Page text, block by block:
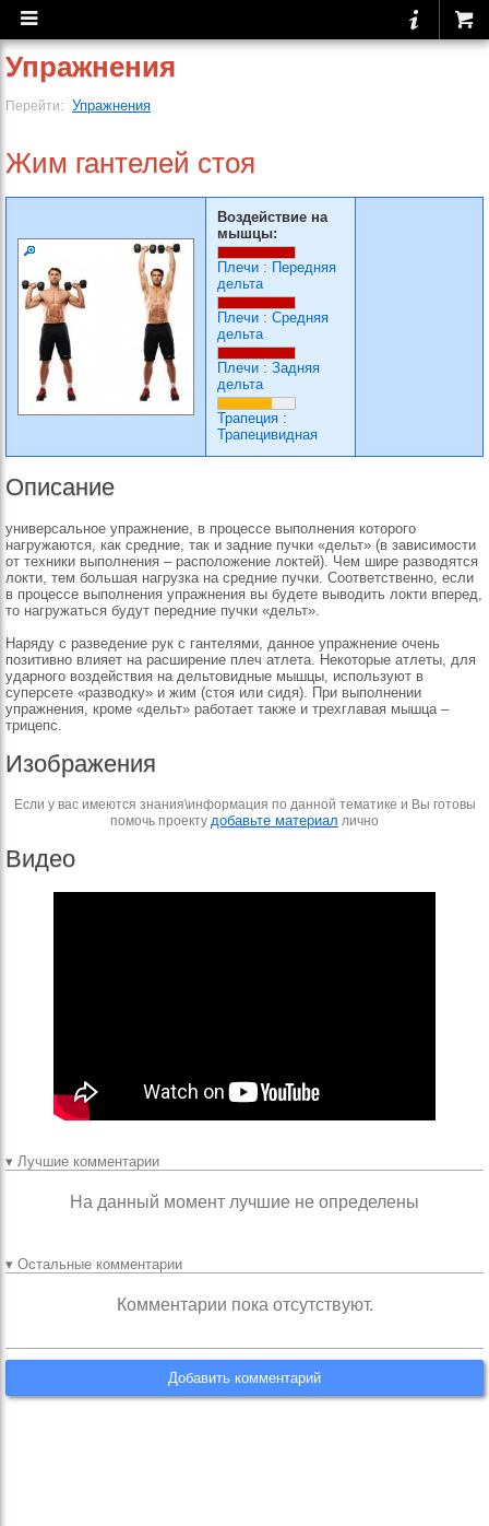
Упражнения
Перейти: Упражнения
Жим гантелей стоя
Воздействие на
мышцы:
Плечи : Передняя
дельта
Плечи : Средняя
дельта
Плечи : Задняя
дельта
Трапеция :
Трапецивидная
Описание
универсальное упражнение, в процессе выполнения которого
нагружаются, как средние, так и задние пучки «дельт» (в зависимости
от техники выполнения – расположение локтей). Чем шире разводятся
локти, тем большая нагрузка на средние пучки. Соответственно, если
в процессе выполнения упражнения вы будете выводить локти вперед,
то нагружаться будут передние пучки «дельт».
Наряду с разведение рук с гантелями, данное упражнение очень
позитивно влияет на расширение плеч атлета. Некоторые атлеты, для
ударного воздействия на дельтовидные мышцы, используют в
суперсете «разводку» и жим (стоя или сидя). При выполнении
упражнения, кроме «дельт» работает также и трехглавая мышца –
трицепс.
Изображения
Если у вас имеются знания\информация по данной тематике и Вы готовы
помочь проекту добавьте материал лично
Видео
▾ Лучшие комментарии
На данный момент лучшие не определены
▾ Остальные комментарии
Комментарии пока отсутствуют.
Добавить комментарий